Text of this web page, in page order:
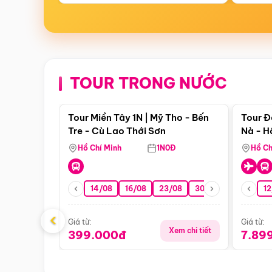
TOUR TRONG NƯỚC
Điểm nổi bật
Tour Miền Tây 1N | Mỹ Tho - Bến
Tre - Cù Lao Thới Sơn
Hồ Chí Minh 1N0Đ
14/08 16/08 23/08 30/08 06/09
Giá từ:
399.000đ Xem chi tiết
Tour
Nà -
Nha
Hồ
Giá từ:
‹